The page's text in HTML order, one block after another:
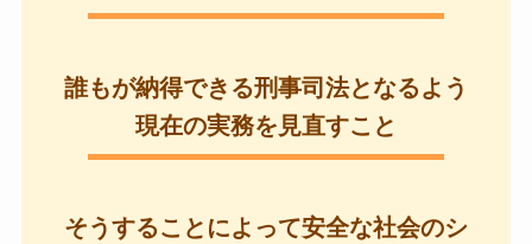
誰もが納得できる刑事司法となるよう
現在の実務を見直すこと
そうすることによって安全な社会のシ